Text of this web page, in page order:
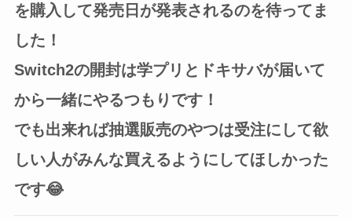
を購入して発売日が発表されるのを待ってま
した！
Switch2の開封は学プリとドキサバが届いて
から一緒にやるつもりです！
でも出来れば抽選販売のやつは受注にして欲
しい人がみんな買えるようにしてほしかった
です😂